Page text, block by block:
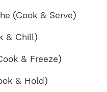
(Cook & Serve)
& Chill)
& Freeze)
& Hold)